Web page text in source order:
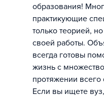
образования!
практикующие
только теорией,
своей работы.
всегда готовы
жизнь с
протяжении
Если вы ищете